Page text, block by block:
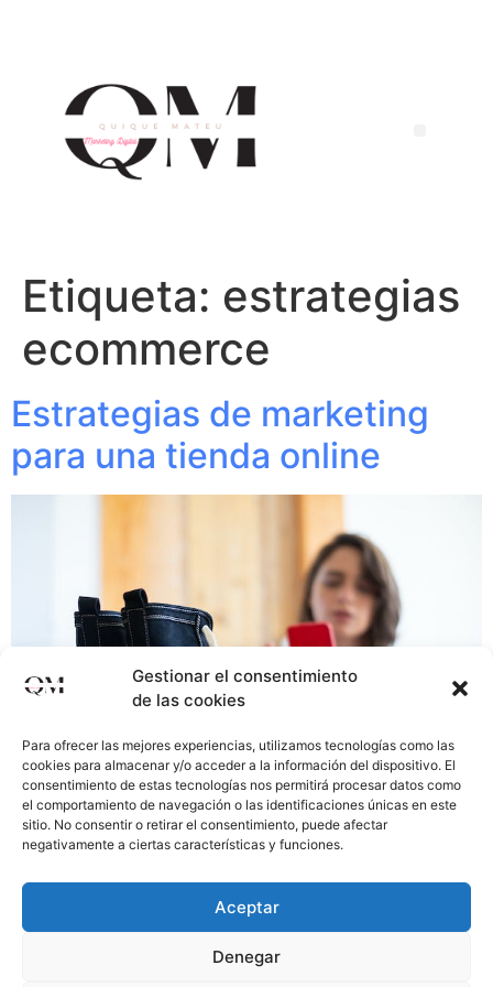
Gestionar el consentimiento
de las cookies
Para ofrecer las mejores experiencias, utilizamos tecnologías como las
cookies para almacenar y/o acceder a la información del dispositivo. El
consentimiento de estas tecnologías nos permitirá procesar datos como
el comportamiento de navegación o las identificaciones únicas en este
sitio. No consentir o retirar el consentimiento, puede afectar
negativamente a ciertas características y funciones.
Aceptar
Denegar
Etiqueta: estrategias
ecommerce
Estrategias de marketing
para una tienda online
El comercio electrónico está en auge, y para tener éxito
en este mercado competitivo, es fundamental contar
con una estrategia de marketing sólida y efectiva. Te
muestro algunas estrategias de marketing para una
tienda online que puedes implementar para impulsar tu
ecommerce: ¿HABLAMOS? Estrategias para mejorar tu